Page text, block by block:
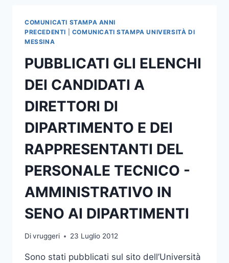
COMUNICATI STAMPA ANNI
PRECEDENTI
COMUNICATI STAMPA UNIVERSITÀ DI
MESSINA
PUBBLICATI GLI ELENCHI
DEI CANDIDATI A
DIRETTORI DI
DIPARTIMENTO E DEI
RAPPRESENTANTI DEL
PERSONALE TECNICO -
AMMINISTRATIVO IN
SENO AI DIPARTIMENTI
Divruggeri 23 Luglio 2012
Sono stati pubblicati sul sito dell’Università